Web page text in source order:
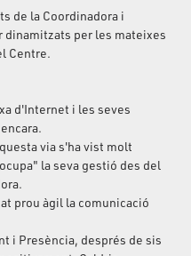
de la Coordinadora i
dinamitzats per les mateixes
Centre.
d'Internet i les seves
via s'ha vist molt
la seva gestió des del
prou àgil la comunicació
i Presència, després de sis